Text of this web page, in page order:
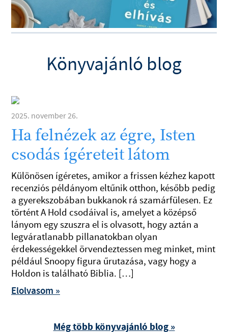
Könyvajánló blog
2025. november 26.
Ha felnézek az égre, Isten
csodás ígéreteit látom
Különösen ígéretes, amikor a frissen kézhez kapott
recenziós példányom eltűnik otthon, később pedig
a gyerekszobában bukkanok rá szamárfülesen. Ez
történt A Hold csodáival is, amelyet a középső
lányom egy szuszra el is olvasott, hogy aztán a
legváratlanabb pillanatokban olyan
érdekességekkel örvendeztessen meg minket, mint
például Snoopy figura űrutazása, vagy hogy a
Holdon is található Biblia. […]
Elolvasom »
Még több könyvajánló blog »